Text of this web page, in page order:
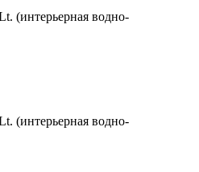
(интерьерная водно-
(интерьерная водно-